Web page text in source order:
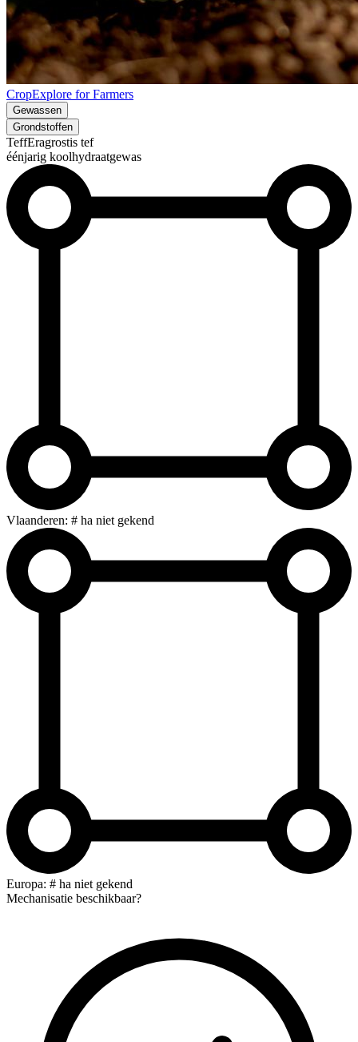
CropExplore for Farmers
Gewassen
Grondstoffen
TeffEragrostis tef
éénjarig koolhydraatgewas
Vlaanderen: # ha niet gekend
Europa: # ha niet gekend
Mechanisatie beschikbaar?